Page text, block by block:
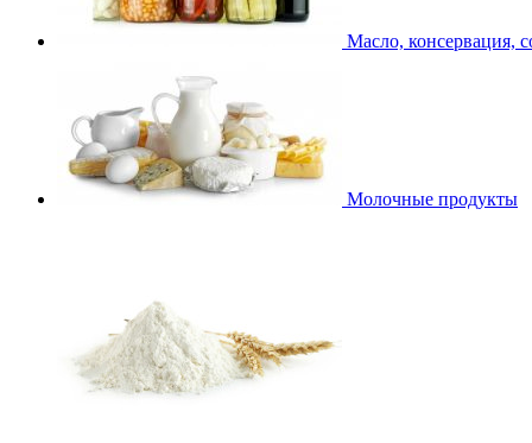
Масло, консервация,
Молочные продукты